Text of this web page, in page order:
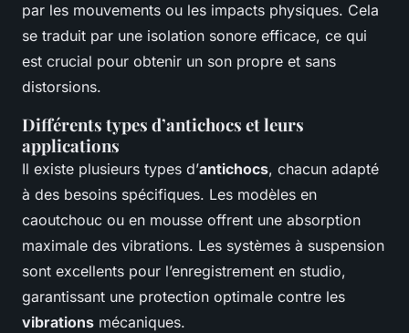
par les mouvements ou les impacts physiques. Cela
se traduit par une isolation sonore efficace, ce qui
est crucial pour obtenir un son propre et sans
distorsions.
Différents types d’antichocs et leurs
applications
Il existe plusieurs types d’antichocs, chacun adapté
à des besoins spécifiques. Les modèles en
caoutchouc ou en mousse offrent une absorption
maximale des vibrations. Les systèmes à suspension
sont excellents pour l’enregistrement en studio,
garantissant une protection optimale contre les
vibrations mécaniques.